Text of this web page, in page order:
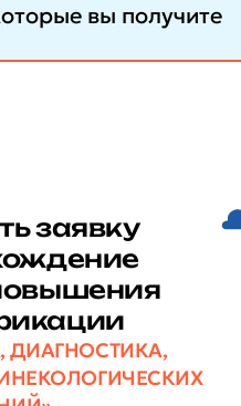
вы получите
заявку
ДИАГНОСТИКА,